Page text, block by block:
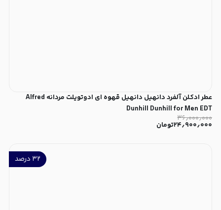
عطر ادکلن آلفرد دانهیل دانهیل قهوه ای ادوتویلت مردانه Alfred
Dunhill Dunhill for Men EDT
۳۶٫۰۰۰٫۰۰۰
۲۴٫۹۰۰٫۰۰۰تومان
۳۲ درصد